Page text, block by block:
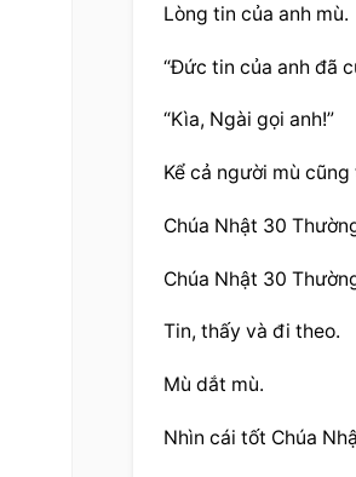
Lòng tin của anh mù.
“Đức tin của anh đã
“Kìa, Ngài gọi anh!”
Kể cả người mù cũng
Chúa Nhật 30
Chúa Nhật 30
Tin, thấy và đi theo.
Mù dắt mù.
Nhìn cái tốt Chúa